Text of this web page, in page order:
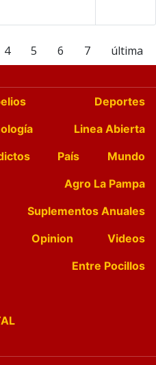
4 5 6 7 última
Deportes
Linea Abierta
País
Mundo
Agro La Pampa
Suplementos Anuales
Opinion
Videos
Entre Pocillos